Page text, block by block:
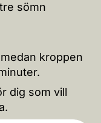
sömn
kroppen
dig som vill